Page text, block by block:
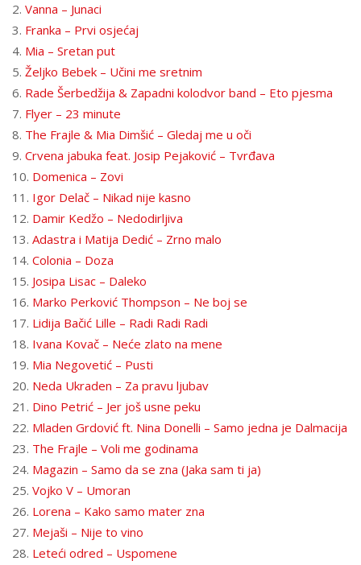
2. Vanna – Junaci
3. Franka – Prvi osjećaj
4. Mia – Sretan put
5. Željko Bebek – Učini me sretnim
6. Rade Šerbedžija & Zapadni kolodvor band – Eto pjesma
7. Flyer – 23 minute
8. The Frajle & Mia Dimšić – Gledaj me u oči
9. Crvena jabuka feat. Josip Pejaković – Tvrđava
10. Domenica – Zovi
11. Igor Delač – Nikad nije kasno
12. Damir Kedžo – Nedodirljiva
13. Adastra i Matija Dedić – Zrno malo
14. Colonia – Doza
15. Josipa Lisac – Daleko
16. Marko Perković Thompson – Ne boj se
17. Lidija Bačić Lille – Radi Radi Radi
18. Ivana Kovač – Neće zlato na mene
19. Mia Negovetić – Pusti
20. Neda Ukraden – Za pravu ljubav
21. Dino Petrić – Jer još usne peku
22. Mladen Grdović ft. Nina Donelli – Samo jedna je Dalmacija
23. The Frajle – Voli me godinama
24. Magazin – Samo da se zna (Jaka sam ti ja)
25. Vojko V – Umoran
26. Lorena – Kako samo mater zna
27. Mejaši – Nije to vino
28. Leteći odred – Uspomene